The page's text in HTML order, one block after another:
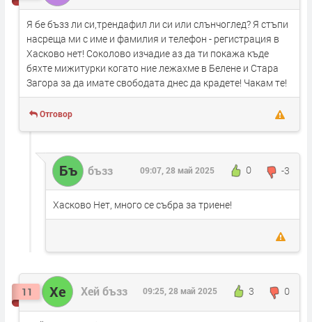
Я бе бъзз ли си,трендафил ли си или слънчоглед? Я стъпи
насреща ми с име и фамилия и телефон - регистрация в
Хасково нет! Соколово изчадие аз да ти покажа къде
бяхте мижитурки когато ние лежахме в Белене и Стара
Загора за да имате свободата днес да крадете! Чакам те!
Отговор
Бъ бъзз 0 -3
09:07, 28 май 2025
Хасково Нет, много се събра за триене!
11 Хе Хей бъзз 3 0
09:25, 28 май 2025